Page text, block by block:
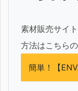
素材販売サイ
方法はこちら
簡単！【